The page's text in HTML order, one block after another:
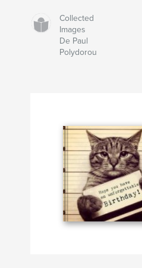
Collected
Images
De Paul
Polydorou